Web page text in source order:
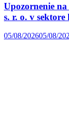
Upozornenie
s. r. o. v
05/08/202605/08/